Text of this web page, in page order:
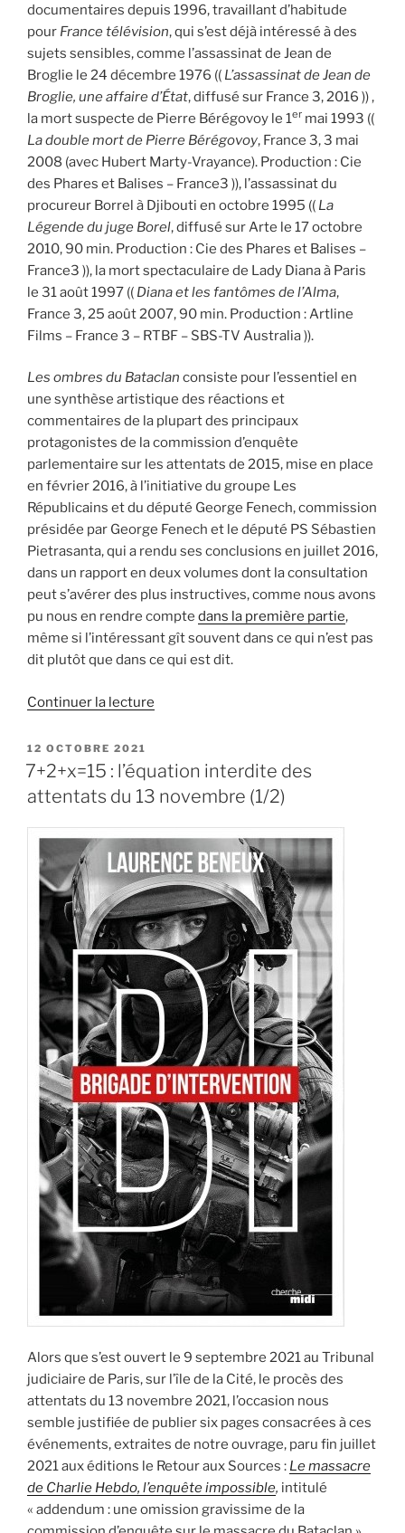
documentaires depuis 1996, travaillant d’habitude
pour France télévision, qui s’est déjà intéressé à des
sujets sensibles, comme l’assassinat de Jean de
Broglie le 24 décembre 1976 (( L’assassinat de Jean de
Broglie, une affaire d’État, diffusé sur France 3, 2016 )) ,
la mort suspecte de Pierre Bérégovoy le 1er mai 1993 ((
La double mort de Pierre Bérégovoy, France 3, 3 mai
2008 (avec Hubert Marty-Vrayance). Production : Cie
des Phares et Balises – France3 )), l’assassinat du
procureur Borrel à Djibouti en octobre 1995 (( La
Légende du juge Borel, diffusé sur Arte le 17 octobre
2010, 90 min. Production : Cie des Phares et Balises –
France3 )), la mort spectaculaire de Lady Diana à Paris
le 31 août 1997 (( Diana et les fantômes de l’Alma,
France 3, 25 août 2007, 90 min. Production : Artline
Films – France 3 – RTBF – SBS-TV Australia )).
Les ombres du Bataclan consiste pour l’essentiel en
une synthèse artistique des réactions et
commentaires de la plupart des principaux
protagonistes de la commission d’enquête
parlementaire sur les attentats de 2015, mise en place
en février 2016, à l’initiative du groupe Les
Républicains et du député George Fenech, commission
présidée par George Fenech et le député PS Sébastien
Pietrasanta, qui a rendu ses conclusions en juillet 2016,
dans un rapport en deux volumes dont la consultation
peut s’avérer des plus instructives, comme nous avons
pu nous en rendre compte dans la première partie,
même si l’intéressant gît souvent dans ce qui n’est pas
dit plutôt que dans ce qui est dit.
Continuer la lecture
l’équation
attentats
du
13
novembre
(2/2) »
PUBLIÉ
LE
12 OCTOBRE 2021
7+2+x=15 : l’équation interdite des
attentats du 13 novembre (1/2)
Alors que s’est ouvert le 9 septembre 2021 au Tribunal
judiciaire de Paris, sur l’île de la Cité, le procès des
attentats du 13 novembre 2021, l’occasion nous
semble justifiée de publier six pages consacrées à ces
événements, extraites de notre ouvrage, paru fin juillet
2021 aux éditions le Retour aux Sources : Le massacre
de Charlie Hebdo, l’enquête impossible, intitulé
« addendum : une omission gravissime de la